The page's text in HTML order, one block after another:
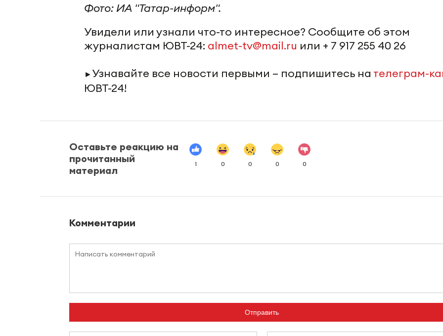
Фото: ИА "Татар-информ".
Увидели или узнали что-то интересное? Сообщите об этом
журналистам ЮВТ-24: almet-tv@mail.ru или + 7 917 255 40 26
► Узнавайте все новости первыми – подпишитесь на телеграм-
ЮВТ-24!
Оставьте реакцию на
прочитанный
материал
1 0 0 0 0
Комментарии
Отправить